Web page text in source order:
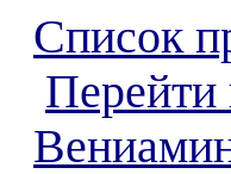
Список
Перейти